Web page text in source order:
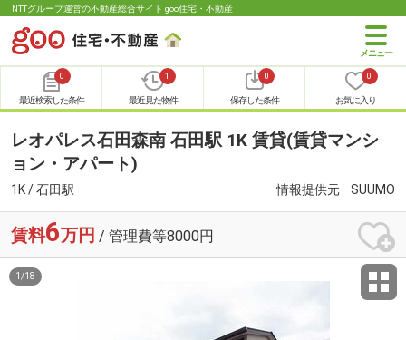
NTTグループ運営の不動産総合サイト goo住宅・不動産
0
最近検索した条件
1
最近見た物件
0
保存した条件
0
お気に入り
レオパレス石田森南 石田駅 1K 賃貸(賃貸マンシ
ョン・アパート)
1K / 石田駅 情報提供元 SUUMO
賃料6万円 / 管理費等8000円
1 /18